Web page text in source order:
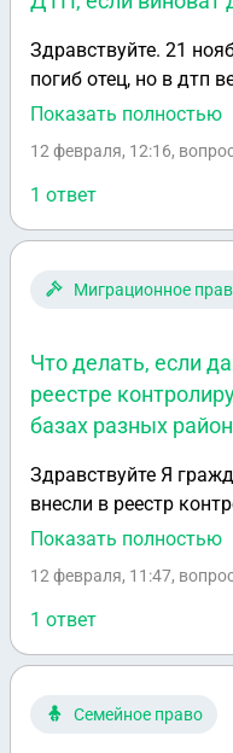
Здравствуйте. 21
погиб отец, но в дтп
страховку в такоем
вопрос Когда будет
ждут экспертизу. Что
Показать полностью
12 февраля, 12:16,
1 ответ
Миграционное
Что делать, если
реестре
базах разных
Здравствуйте Я гражданка Кыргызстана Меня
внесли в реестр
2025 года Сказали у меня в миграционке имя
Дяна Вот из за этого сказали внесли в реестр
Регистрацию продлила на год
реестра, на следующий
нашла другую
Показать полностью
12 февраля, 11:47,
1 ответ
Семейное право